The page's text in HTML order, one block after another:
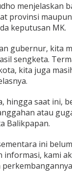
menjelaskan
provinsi
keputusan MK.
gubernur, kita
sengketa.
kita juga
hingga saat ini,
atau
Balikpapan.
ini
informasi, kami